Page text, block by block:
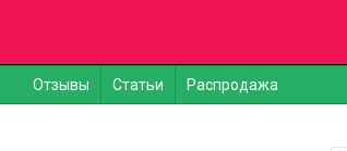
Отзывы Статьи Распродажа